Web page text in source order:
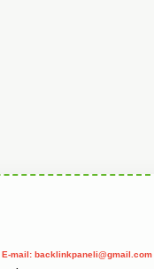
E-mail: backlinkpaneli@gmail.com